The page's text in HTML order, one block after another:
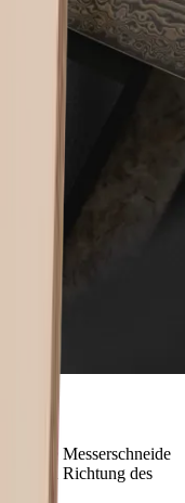
die Messerschneide
in Richtung des